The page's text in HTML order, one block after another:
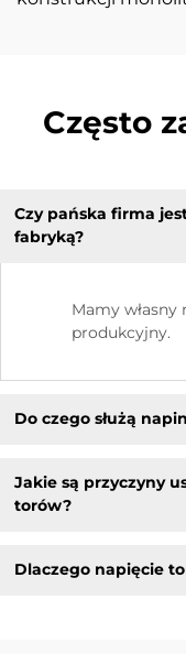
Często
Czy pańska firma
fabryką?
Mamy własny
produkcyjny.
Do czego służą
Jakie są przyczyny
torów?
Dlaczego napięcie